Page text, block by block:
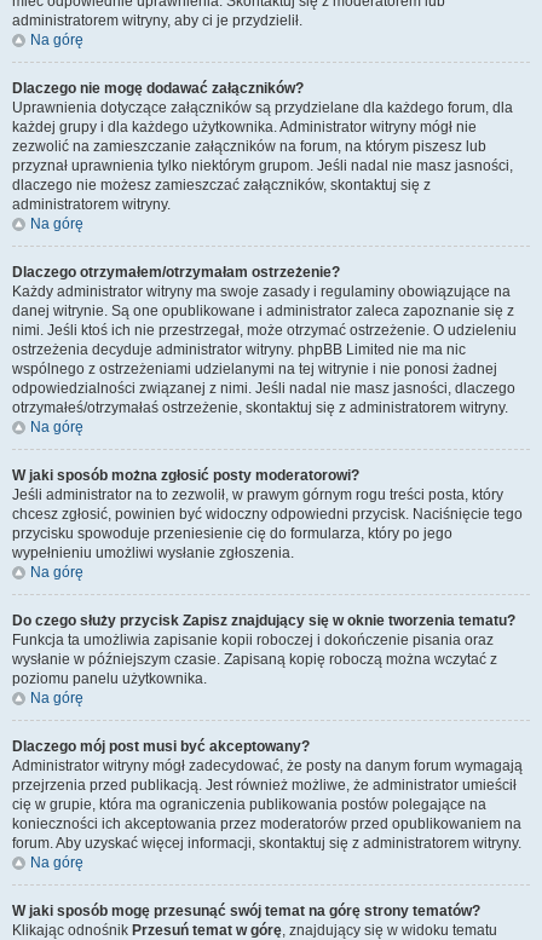
administratorem witryny, aby ci je przydzielił.
Na górę
Dlaczego nie mogę dodawać załączników?
Uprawnienia dotyczące załączników są przydzielane dla każdego forum, dla
każdej grupy i dla każdego użytkownika. Administrator witryny mógł nie
zezwolić na zamieszczanie załączników na forum, na którym piszesz lub
przyznał uprawnienia tylko niektórym grupom. Jeśli nadal nie masz jasności,
dlaczego nie możesz zamieszczać załączników, skontaktuj się z
administratorem witryny.
Na górę
Dlaczego otrzymałem/otrzymałam ostrzeżenie?
Każdy administrator witryny ma swoje zasady i regulaminy obowiązujące na
danej witrynie. Są one opublikowane i administrator zaleca zapoznanie się z
nimi. Jeśli ktoś ich nie przestrzegał, może otrzymać ostrzeżenie. O udzieleniu
ostrzeżenia decyduje administrator witryny. phpBB Limited nie ma nic
wspólnego z ostrzeżeniami udzielanymi na tej witrynie i nie ponosi żadnej
odpowiedzialności związanej z nimi. Jeśli nadal nie masz jasności, dlaczego
otrzymałeś/otrzymałaś ostrzeżenie, skontaktuj się z administratorem witryny.
Na górę
W jaki sposób można zgłosić posty moderatorowi?
Jeśli administrator na to zezwolił, w prawym górnym rogu treści posta, który
chcesz zgłosić, powinien być widoczny odpowiedni przycisk. Naciśnięcie tego
przycisku spowoduje przeniesienie cię do formularza, który po jego
wypełnieniu umożliwi wysłanie zgłoszenia.
Na górę
Do czego służy przycisk Zapisz znajdujący się w oknie tworzenia tematu?
Funkcja ta umożliwia zapisanie kopii roboczej i dokończenie pisania oraz
wysłanie w późniejszym czasie. Zapisaną kopię roboczą można wczytać z
poziomu panelu użytkownika.
Na górę
Dlaczego mój post musi być akceptowany?
Administrator witryny mógł zadecydować, że posty na danym forum wymagają
przejrzenia przed publikacją. Jest również możliwe, że administrator umieścił
cię w grupie, która ma ograniczenia publikowania postów polegające na
konieczności ich akceptowania przez moderatorów przed opublikowaniem na
forum. Aby uzyskać więcej informacji, skontaktuj się z administratorem witryny.
Na górę
W jaki sposób mogę przesunąć swój temat na górę strony tematów?
Klikając odnośnik Przesuń temat w górę, znajdujący się w widoku tematu